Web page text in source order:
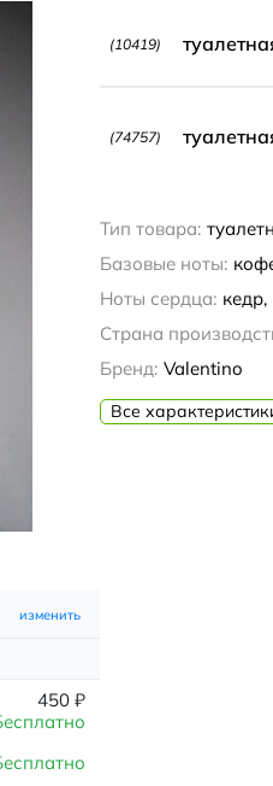
(10419)
(74757)
Тип товара:
Базовые ноты:
Ноты сердца:
Страна
Бренд: Valentino
Все
изменить
450 ₽